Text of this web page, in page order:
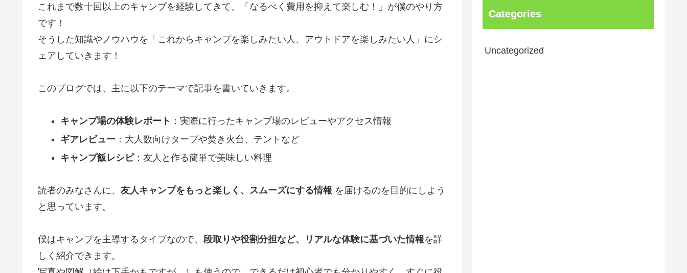
これまで数十回以上のキャンプを経験してきて、「なるべく費用を抑えて楽しむ！」が僕のやり方
です！
そうした知識やノウハウを「これからキャンプを楽しみたい人、アウトドアを楽しみたい人」にシ
ェアしていきます！
このブログでは、主に以下のテーマで記事を書いていきます。
キャンプ場の体験レポート ：実際に行ったキャンプ場のレビューやアクセス情報
ギアレビュー：大人数向けタープや焚き火台、テントなど
キャンプ飯レシピ：友人と作る簡単で美味しい料理
読者のみなさんに、 友人キャンプをもっと楽しく、スムーズにする情報 を届けるのを目的にしよう
と思っています。
僕はキャンプを主導するタイプなので、 段取りや役割分担など、リアルな体験に基づいた情報を詳
しく紹介できます。
Categories
Uncategorized